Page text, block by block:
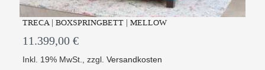
TRECA | BOXSPRINGBETT | MELLOW
11.399,00 €
Inkl. 19% MwSt. ,zzgl.Versandkosten